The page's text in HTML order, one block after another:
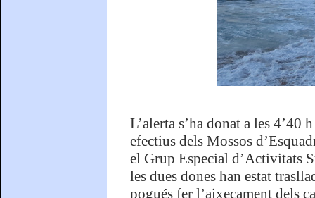
L’alerta s’ha donat a les
efectius dels Mossos
el Grup Especial d’Activitats
les dues dones han estat
pogués fer l’aixecament dels